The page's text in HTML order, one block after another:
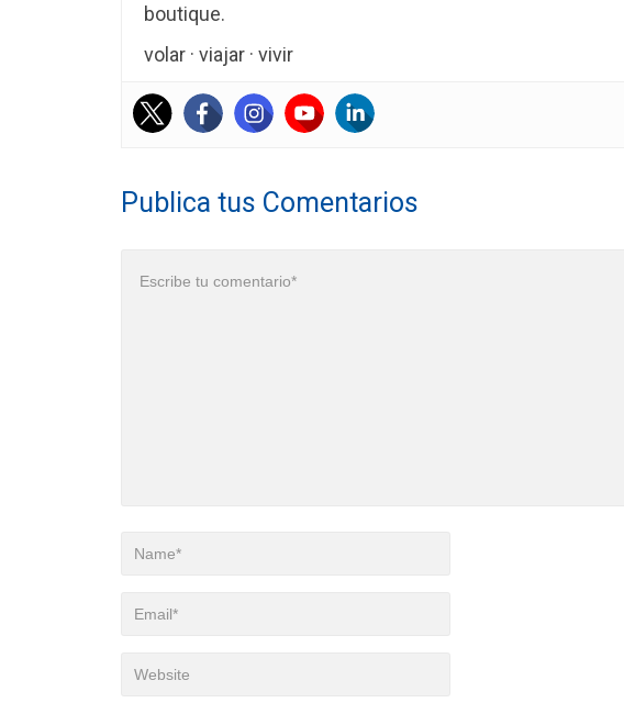
boutique.
volar · viajar · vivir
Publica tus Comentarios